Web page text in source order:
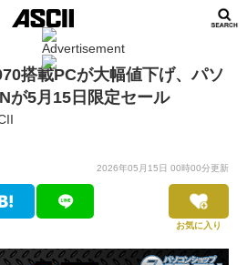
搭載PCが大幅値下げ、パソ
が5月15日限定セール
2026年05月15日 00時00分更新
お気に入り